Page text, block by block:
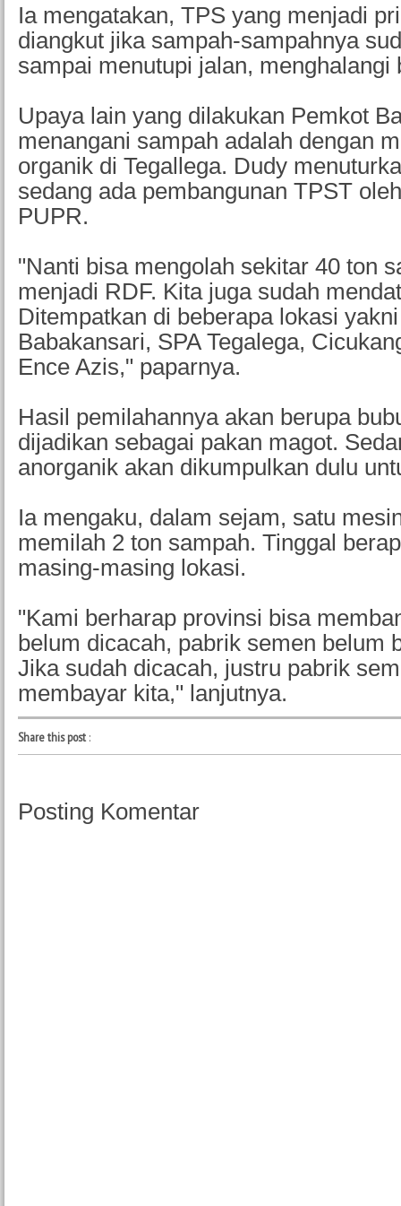
Ia mengatakan, TPS yang menjadi
diangkut jika sampah-sampahnya
sampai menutupi jalan, menghalangi
Upaya lain yang dilakukan Pemkot
menangani sampah adalah dengan
organik di Tegallega. Dudy
sedang ada pembangunan TPST
PUPR.
"Nanti bisa mengolah sekitar 40 ton
menjadi RDF. Kita juga sudah
Ditempatkan di beberapa lokasi
Babakansari, SPA Tegalega,
Ence Azis," paparnya.
Hasil pemilahannya akan berupa
dijadikan sebagai pakan magot.
anorganik akan dikumpulkan dulu
Ia mengaku, dalam sejam, satu
memilah 2 ton sampah. Tinggal
masing-masing lokasi.
"Kami berharap provinsi bisa
belum dicacah, pabrik semen belum
Jika sudah dicacah, justru pabrik
membayar kita," lanjutnya.
Share this post:
Posting Komentar